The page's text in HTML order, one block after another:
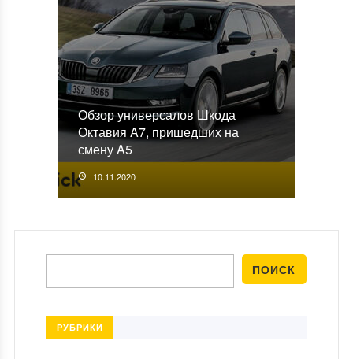
Обзор универсалов Шкода
Октавия A7, пришедших на
смену A5
10.11.2020
РУБРИКИ